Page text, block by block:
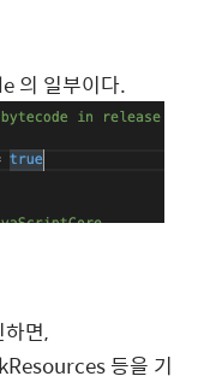
일부이다.
면,
등을 기